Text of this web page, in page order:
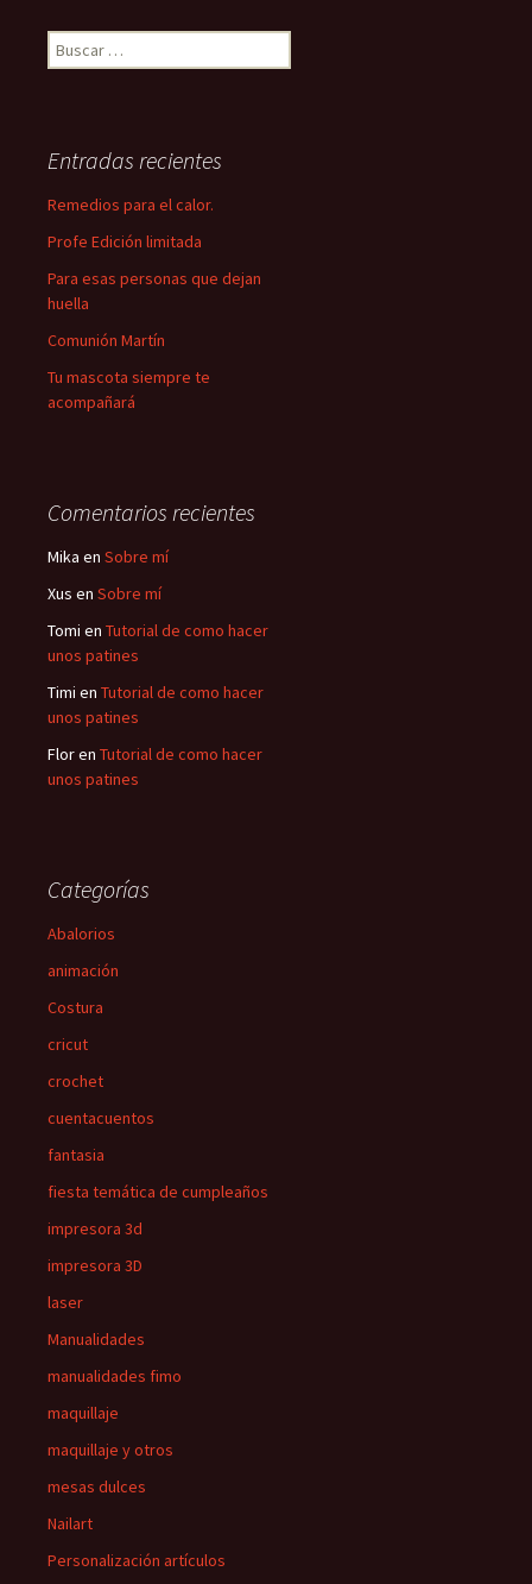
Buscar:
Entradas recientes
Remedios para el calor.
Profe Edición limitada
Para esas personas que dejan
huella
Comunión Martín
Tu mascota siempre te
acompañará
Comentarios recientes
Mika en Sobre mí
Xus en Sobre mí
Tomi en Tutorial de como hacer
unos patines
Timi en Tutorial de como hacer
unos patines
Floren Tutorial de como hacer
unos patines
Categorías
Abalorios
animación
Costura
cricut
crochet
cuentacuentos
fantasia
fiesta temática de cumpleaños
impresora 3d
impresora 3D
laser
Manualidades
manualidades fimo
maquillaje
maquillaje y otros
mesas dulces
Nailart
Personalización artículos